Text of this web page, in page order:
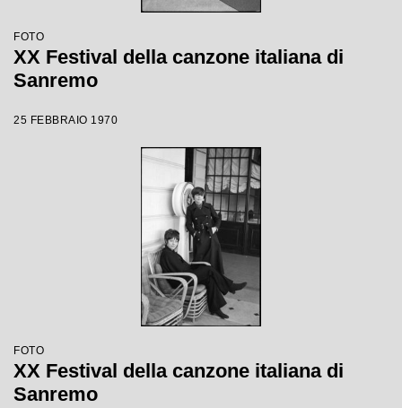
FOTO
XX Festival della canzone italiana di
Sanremo
25 FEBBRAIO 1970
FOTO
XX Festival della canzone italiana di
Sanremo